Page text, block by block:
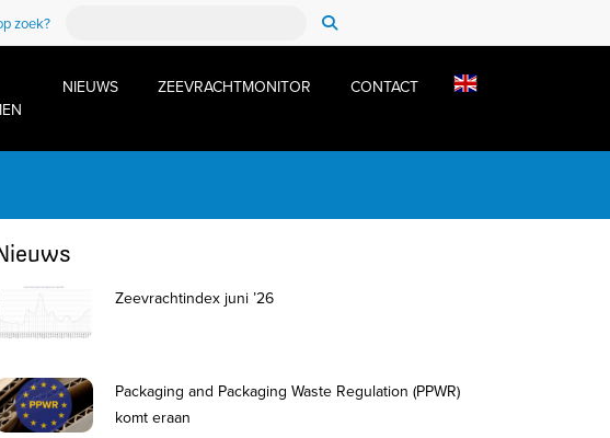
zoek?
NIEUWS ZEEVRACHTMONITOR CONTACT
Zeevrachtindex juni ’26
Packaging and Packaging Waste Regulation (PPWR)
komt eraan